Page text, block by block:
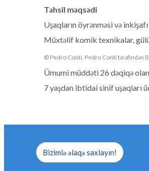
Təhsil məqsədi
Uşaqların öyrənməsi və
Müxtəlif komik texnikalar,
© Pedro Conti. Pedro Conti tərəfindən
Ümumi müddəti 26 dəqiqə
7 yaşdan ibtidai sinif uşaqları
Bizimlə əlaqə saxlayın!